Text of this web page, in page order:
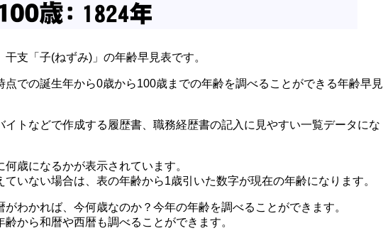
支「子(ねずみ)」の年齢早見表です。
点での誕生年から0歳から100歳までの年齢を調べることができる年齢早見
イトなどで作成する履歴書、職務経歴書の記入に見やすい一覧データにな
歳になるかが表示されています。
いない場合は、表の年齢から1歳引いた数字が現在の年齢になります。
がわかれば、今何歳なのか？今年の年齢を調べることができます。
齢から和暦や西暦も調べることができます。